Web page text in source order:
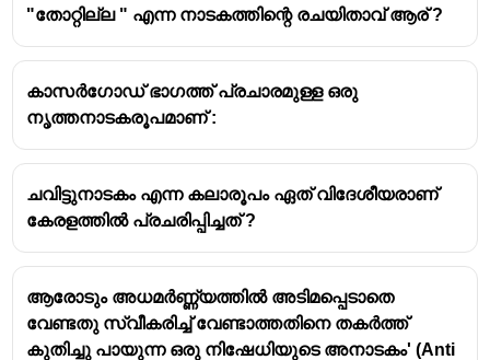
particularly in and around Fort Kochi.
It is a highly theatrical and colorful art form
region.
Mariyammanatakam is not a Chavittunatakam
Veerakumarancharitham
,Plamenacharitham,Kathreenanatakam are the
examples of Chavittunatakam
"തോറ്റില്ല " എന്ന നാടകത്തിന്റെ രചയിതാവ് ആര് ?
കാസർഗോഡ് ഭാഗത്ത് പ്രചാരമുള്ള ഒരു
നൃത്തനാടകരൂപമാണ് :
ചവിട്ടുനാടകം എന്ന കലാരൂപം ഏത് വിദേശീയരാണ്
കേരളത്തില്‍ പ്രചരിപ്പിച്ചത് ?
ആരോടും അധമർണ്ണ്യത്തിൽ അടിമപ്പെടാതെ
വേണ്ടതു സ്വീകരിച്ച് വേണ്ടാത്തതിനെ തകർത്ത്
കുതിച്ചു പായുന്ന ഒരു നിഷേധിയുടെ അനാടകം' (Anti